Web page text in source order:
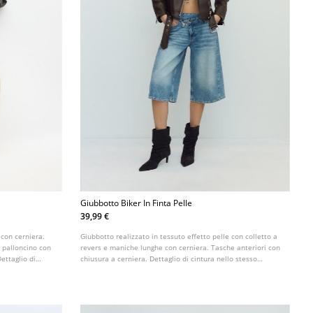
cerniera.
con
di
Giubbotto Biker In Finta Pelle
39,99 €
Giubbotto realizzato in tessuto effetto pelle con colletto a
revers e maniche lunghe con cerniera. Tasche anteriori con
chiusura a cerniera. Dettaglio di cintura nello stesso